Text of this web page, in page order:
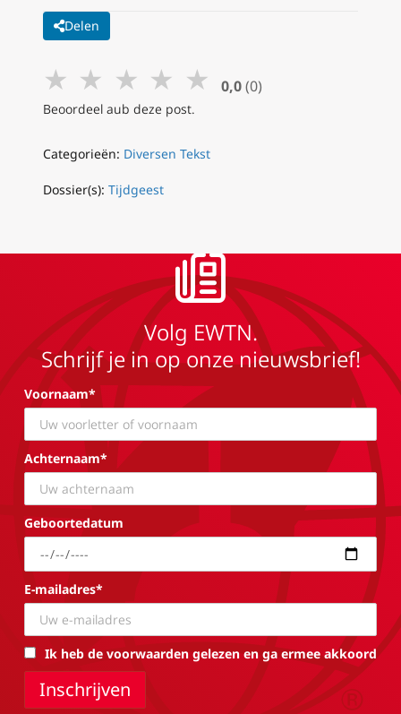
Delen
★ ★ ★ ★ ★ 0,0 (0)
Beoordeel aub deze post.
Categorieën: Diversen Tekst
Dossier(s): Tijdgeest
Volg EWTN.
Schrijf je in op onze nieuwsbrief!
Voornaam*
Achternaam*
Geboortedatum
E-mailadres*
Ik heb de voorwaarden gelezen en ga ermee akkoord